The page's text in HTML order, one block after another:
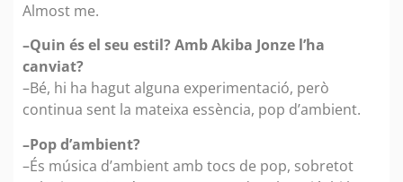
Almost me.
–Quin és el seu estil? Amb Akiba Jonze l’ha
canviat?
–Bé, hi ha hagut alguna experimentació, però
continua sent la mateixa essència, pop d’ambient.
–Pop d’ambient?
–És música d’ambient amb tocs de pop, sobretot